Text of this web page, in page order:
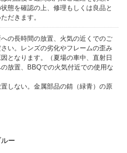
態を確認の上、修理もしくは良品と
だきます。
への長時間の放置、火気の近くでのご
い。レンズの劣化やフレームの歪み
となります。（夏場の車中、直射日
放置、BBQでの火気付近での使用な
置しない。金属部品の錆（緑青）の原
ー